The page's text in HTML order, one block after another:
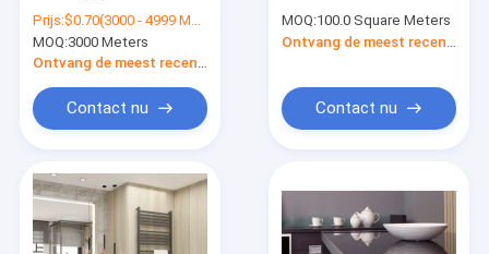
marble decorative
aluminum
furniture.door. WPC
Prijs:$0.70(3000 - 4999 Meters) $0.69(5000 - 9999 Meters) $0.68(>=10000 Meters)
MOQ:3000 Meters
Contact nu
Waterproof
Wallpaper For Wall
MOQ:100.0 Square Meters
Contact nu